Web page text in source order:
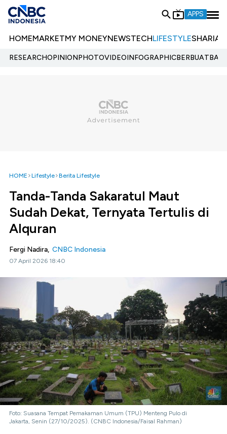
APPS
HOMEMARKETMY MONEYNEWSTECHLIFESTYLESHARIA
RESEARCHOPINIONPHOTOVIDEOINFOGRAPHIC
HOME Lifestyle Berita Lifestyle
Tanda-Tanda Sakaratul Maut
Sudah Dekat, Ternyata Tertulis di
Alquran
Fergi Nadira, CNBC Indonesia
07 April 2026 18:40
Foto: Suasana Tempat Pemakaman Umum (TPU) Menteng Pulo di
Jakarta, Senin (27/10/2025). (CNBC Indonesia/Faisal Rahman)